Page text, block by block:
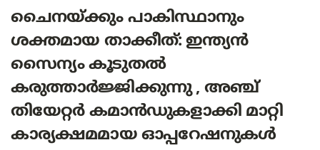
ചൈനയ്ക്കും പാകിസ്ഥാനും
ശക്തമായ താക്കീത്: ഇന്ത്യൻ
സൈന്യം കൂടുതൽ
കരുത്താർജ്ജിക്കുന്നു , അഞ്ച്
തിയേറ്റര്‍ കമാന്‍ഡുകളാക്കി മാറ്റി
കാര്യക്ഷമമായ ഓപ്പറേഷനുകൾ